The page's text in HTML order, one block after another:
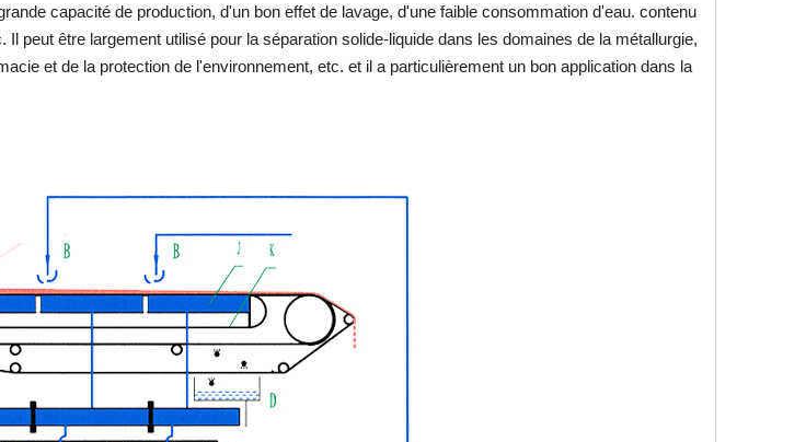
capacité de production, d'un bon effet de lavage, d'une faible consommation d'eau. contenu
peut être largement utilisé pour la séparation solide-liquide dans les domaines de la métallurgie,
et de la protection de l'environnement, etc. et il a particulièrement un bon application dans la